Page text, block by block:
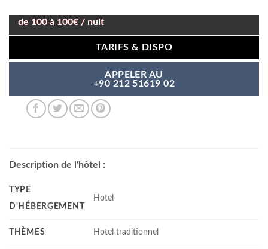
de 100 à 100€ / nuit
TARIFS & DISPO
APPELER AU
+90 212 51619 02
Description de l'hôtel :
TYPE
D'HÉBERGEMENT
Hotel
THÈMES Hotel traditionnel